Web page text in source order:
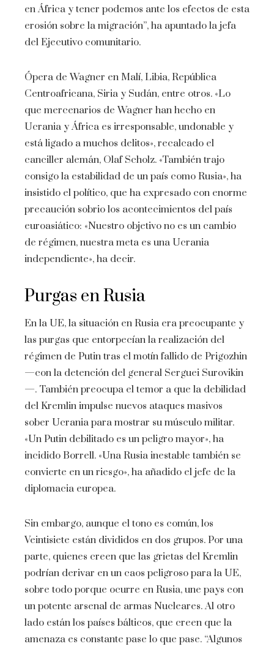
en África y tener podemos ante los efectos de esta
erosión sobre la migración”, ha apuntado la jefa
del Ejecutivo comunitario.
Ópera de Wagner en Malí, Libia, República
Centroafricana, Siria y Sudán, entre otros. «Lo
que mercenarios de Wagner han hecho en
Ucrania y África es irresponsable, undonable y
está ligado a muchos delitos», recalcado el
canciller alemán, Olaf Scholz. «También trajo
consigo la estabilidad de un país como Rusia», ha
insistido el político, que ha expresado con enorme
precaución sobrio los acontecimientos del país
euroasiático: «Nuestro objetivo no es un cambio
de régimen, nuestra meta es una Ucrania
independiente», ha decir.
Purgas en Rusia
En la UE, la situación en Rusia era preocupante y
las purgas que entorpecían la realización del
régimen de Putin tras el motín fallido de Prigozhin
—con la detención del general Serguei Surovikin
—. También preocupa el temor a que la debilidad
del Kremlin impulse nuevos ataques masivos
sober Ucrania para mostrar su músculo militar.
«Un Putin debilitado es un peligro mayor», ha
incidido Borrell. «Una Rusia inestable también se
convierte en un riesgo», ha añadido el jefe de la
diplomacia europea.
Sin embargo, aunque el tono es común, los
Veintisiete están divididos en dos grupos. Por una
parte, quienes creen que las grietas del Kremlin
podrían derivar en un caos peligroso para la UE,
sobre todo porque ocurre en Rusia, une pays con
un potente arsenal de armas Nucleares. Al otro
lado están los países bálticos, que creen que la
amenaza es constante pase lo que pase. “Algunos